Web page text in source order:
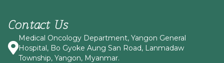
Contact Us
Medical Oncology Department, Yangon General
Hospital, Bo Gyoke Aung San Road, Lanmadaw
Township, Yangon, Myanmar.